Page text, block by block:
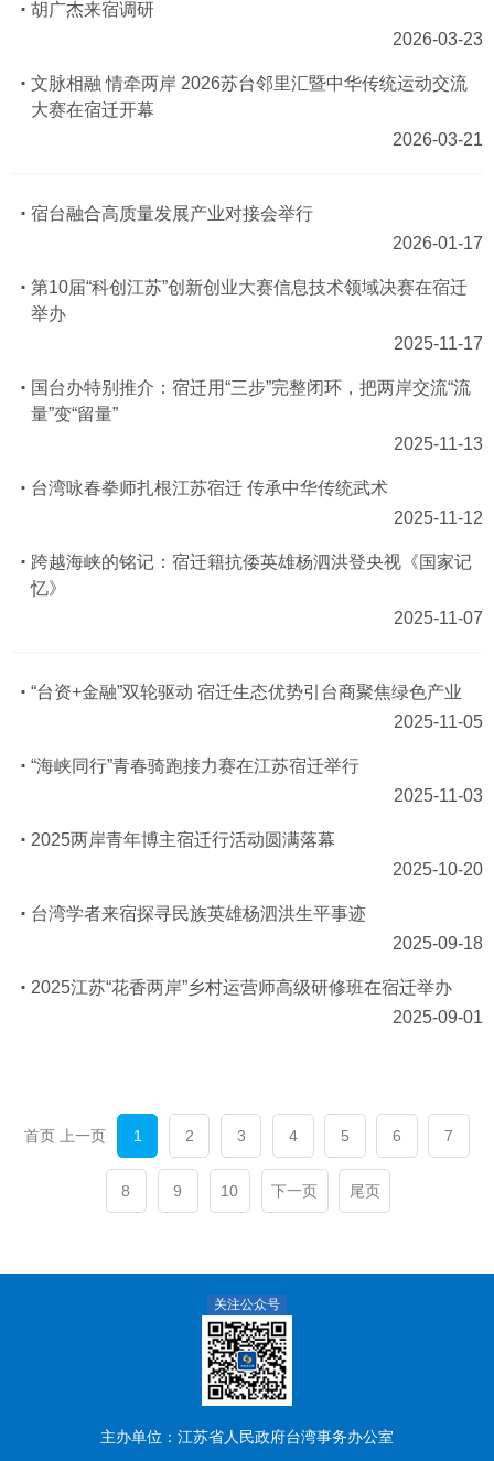
胡广杰来宿调研
2026-03-23
文脉相融 情牵两岸 2026苏台邻里汇暨中华传统运动交流
大赛在宿迁开幕
2026-03-21
宿台融合高质量发展产业对接会举行
2026-01-17
第10届“科创江苏”创新创业大赛信息技术领域决赛在宿迁
举办
2025-11-17
国台办特别推介：宿迁用“三步”完整闭环，把两岸交流“流
量”变“留量”
2025-11-13
台湾咏春拳师扎根江苏宿迁 传承中华传统武术
2025-11-12
跨越海峡的铭记：宿迁籍抗倭英雄杨泗洪登央视《国家记
忆》
2025-11-07
“台资+金融”双轮驱动 宿迁生态优势引台商聚焦绿色产业
2025-11-05
“海峡同行”青春骑跑接力赛在江苏宿迁举行
2025-11-03
2025两岸青年博主宿迁行活动圆满落幕
2025-10-20
台湾学者来宿探寻民族英雄杨泗洪生平事迹
2025-09-18
2025江苏“花香两岸”乡村运营师高级研修班在宿迁举办
2025-09-01
首页 上一页 1 2 3 4 5 6 7
8 9 10 下一页 尾页
关注公众号
主办单位：江苏省人民政府台湾事务办公室